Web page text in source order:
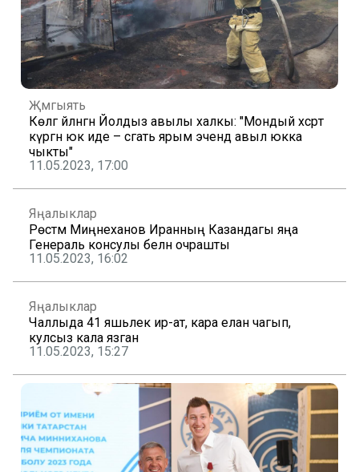
Җәмгыять
Көлгә әйләнгән Йолдыз авылы халкы: "Мондый хәсрәт
күргән юк иде – сәгать ярым эчендә авыл юкка
чыкты"
11.05.2023, 17:00
Яңалыклар
Рөстәм Миңнеханов Иранның Казандагы яңа
Генераль консулы белән очрашты
11.05.2023, 16:02
Яңалыклар
Чаллыда 41 яшьлек ир-ат, кара елан чагып,
кулсыз кала язган
11.05.2023, 15:27